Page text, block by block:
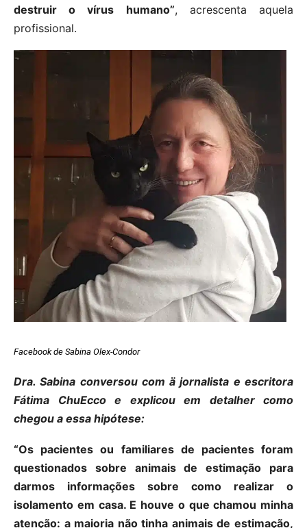
destruir o vírus humano”, acrescenta aquela
profissional.
Facebook de Sabina Olex-Condor
Dra. Sabina conversou com ä jornalista e escritora
Fátima ChuEcco e explicou em detalher como
chegou a essa hipótese:
“Os pacientes ou familiares de pacientes foram
questionados sobre animais de estimação para
darmos informações sobre como realizar o
isolamento em casa. E houve o que chamou minha
atenção: a maioria não tinha animais de estimação,